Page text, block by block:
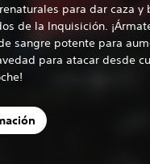
para dar caza y
de la Inquisición.
sangre potente para
para atacar desde